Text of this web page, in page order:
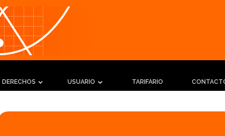
DERECHOS USUARIO TARIFARIO